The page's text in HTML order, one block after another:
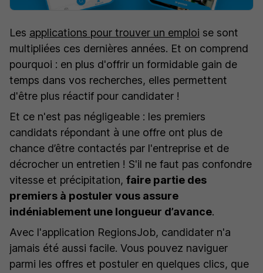
Les applications pour trouver un emploi se sont
multipliées ces dernières années. Et on comprend
pourquoi : en plus d'offrir un formidable gain de
temps dans vos recherches, elles permettent
d'être plus réactif pour candidater !
Et ce n'est pas négligeable : les premiers
candidats répondant à une offre ont plus de
chance d’être contactés par l'entreprise et de
décrocher un entretien ! S'il ne faut pas confondre
vitesse et précipitation, faire partie des
premiers à postuler vous assure
indéniablement une longueur d’avance.
Avec l'application RegionsJob, candidater n'a
jamais été aussi facile. Vous pouvez naviguer
parmi les offres et postuler en quelques clics, que